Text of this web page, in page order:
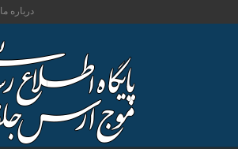
درباره ما